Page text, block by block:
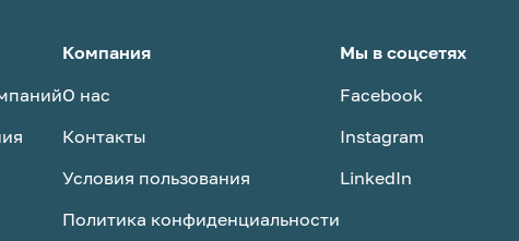
Компания
О нас
Контакты
Условия пользования
Политика конфиденциальности
Мы в соцсетях
Facebook
Instagram
LinkedIn